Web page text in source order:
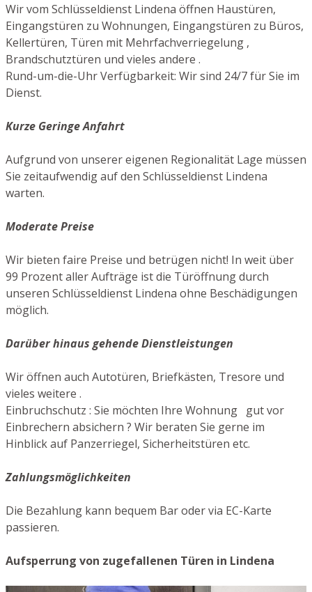
Wir vom Schlüsseldienst Lindena öffnen Haustüren,
Eingangstüren zu Wohnungen, Eingangstüren zu Büros,
Kellertüren, Türen mit Mehrfachverriegelung ,
Brandschutztüren und vieles andere .
Rund-um-die-Uhr Verfügbarkeit: Wir sind 24/7 für Sie im
Dienst.
Kurze Geringe Anfahrt
Aufgrund von unserer eigenen Regionalität Lage müssen
Sie zeitaufwendig auf den Schlüsseldienst Lindena
warten.
Moderate Preise
Wir bieten faire Preise und betrügen nicht! In weit über
99 Prozent aller Aufträge ist die Türöffnung durch
unseren Schlüsseldienst Lindena ohne Beschädigungen
möglich.
Darüber hinaus gehende Dienstleistungen
Wir öffnen auch Autotüren, Briefkästen, Tresore und
vieles weitere .
Einbruchschutz : Sie möchten Ihre Wohnung gut vor
Einbrechern absichern ? Wir beraten Sie gerne im
Hinblick auf Panzerriegel, Sicherheitstüren etc.
Zahlungsmöglichkeiten
Die Bezahlung kann bequem Bar oder via EC-Karte
passieren.
Aufsperrung von zugefallenen Türen in Lindena